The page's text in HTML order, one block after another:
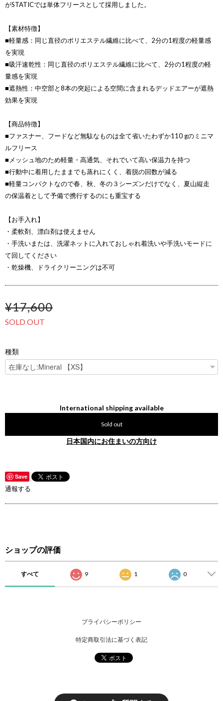
がSTATICでは単体フリースとして採用しました。
【素材特徴】
■軽量感：同じ直径のポリエステル繊維に比べて、2分の1程度の軽量感
を実現
■吸汗速乾性：同じ直径のポリエステル繊維に比べて、2分の1程度の軽
量感を実現
■遮熱性：中空部と8本の突起による空間に含まれるデッドエアーが遮熱
効果を実現
【商品特徴】
■ファスナー、フードなど無駄なものは全て省いたわずか110 gのミニマ
ルフリース
■メッシュ地のため軽量・高通気、それでいて高い保温力を持つ
■行動中に着用したままでも蒸れにくく、着脱の回数が減る
■軽量コンパクトなので春、秋、冬の３シーズンだけでなく、夏山縦走
の保温着として予備で携行するのにも重宝する
【お手入れ】
・柔軟剤、漂白剤は使えません
・手洗いまたは、洗濯ネットに入れておしゃれ着洗いや手洗いモードに
て回してください
・乾燥機、ドライクリーニングは不可
¥17,600
SOLD OUT
種類
International shipping available
Sold out
日本国内にお住まいの方向け
Save
通報する
ショップの評価
すべて 9 1 0
プライバシーポリシー
特定商取引法に基づく表記